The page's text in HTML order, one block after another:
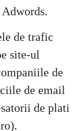
de trafic
site-ul
de
de email
de plati